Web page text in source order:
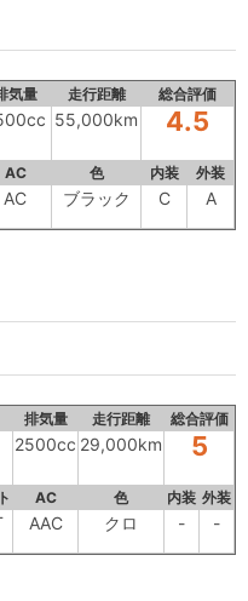
気量 走行距離 総合評価
55,000km 4.5
AC 色 内装 外装
AC ブラック C A
排気量 走行距離 総合評価
2500cc 29,000km 5
AC 色 内装 外装
AAC クロ - -